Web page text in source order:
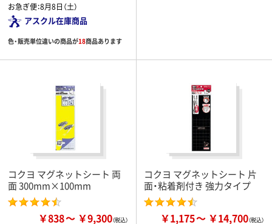
お急ぎ便：8月8日（土）
アスクル在庫商品
色・販売単位違いの商品が18商品あります
コクヨ マグネットシート 両
面 300mm×100mm
￥838 ￥9,300
コクヨ マグネットシート 片
面・粘着剤付き 強力タイプ
￥1,175 ￥14,700